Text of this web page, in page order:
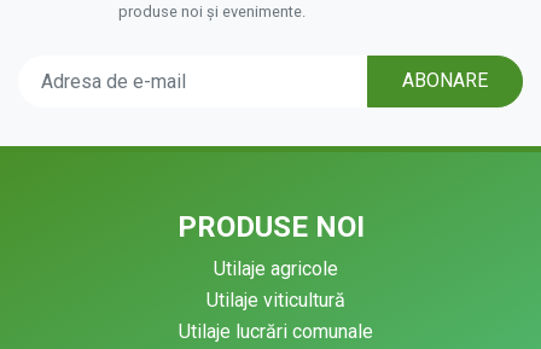
produse noi și evenimente.
ABONARE
PRODUSE NOI
Utilaje agricole
Utilaje viticultură
Utilaje lucrări comunale